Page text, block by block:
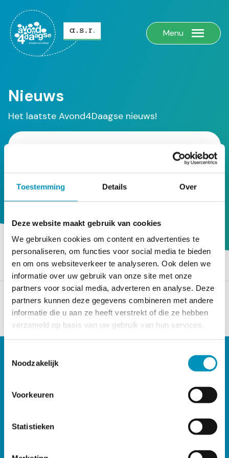
Toestemming Details Over
Deze website maakt gebruik van cookies
We gebruiken cookies om content en advertenties te
personaliseren, om functies voor social media te bieden
en om ons websiteverkeer te analyseren. Ook delen we
informatie over uw gebruik van onze site met onze
partners voor social media, adverteren en analyse. Deze
partners kunnen deze gegevens combineren met andere
informatie die u aan ze heeft verstrekt of die ze hebben
verzameld op basis van uw gebruik van hun services.
Noodzakelijk
Voorkeuren
Statistieken
Menu
Nieuws
Het laatste Avond4Daagse nieuws!
Zoeken
Filters - resultaten
Gefilterd
op:
Er is iets misgegaan bij het ophalen van de resultaten.
<br/> Probeer het later nogmaals.
Paginering
Doormat
Zoeken
Contact KWbN